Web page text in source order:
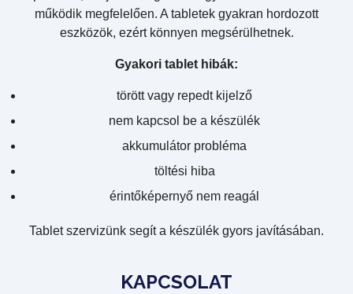
működik megfelelően. A tabletek gyakran hordozott
eszközök, ezért könnyen megsérülhetnek.
Gyakori tablet hibák:
törött vagy repedt kijelző
nem kapcsol be a készülék
akkumulátor probléma
töltési hiba
érintőképernyő nem reagál
Tablet szervizünk segít a készülék gyors javításában.
KAPCSOLAT